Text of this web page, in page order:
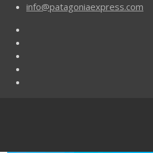
info@patagoniaexpress.com